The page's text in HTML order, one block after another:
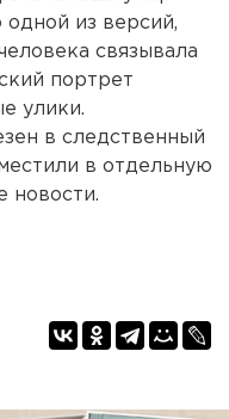
одной из версий,
связывала
портрет
улики.
в следственный
в отдельную
новости.